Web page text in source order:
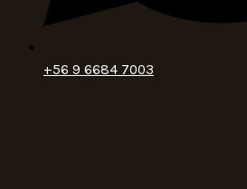
+56 9 6684 7003